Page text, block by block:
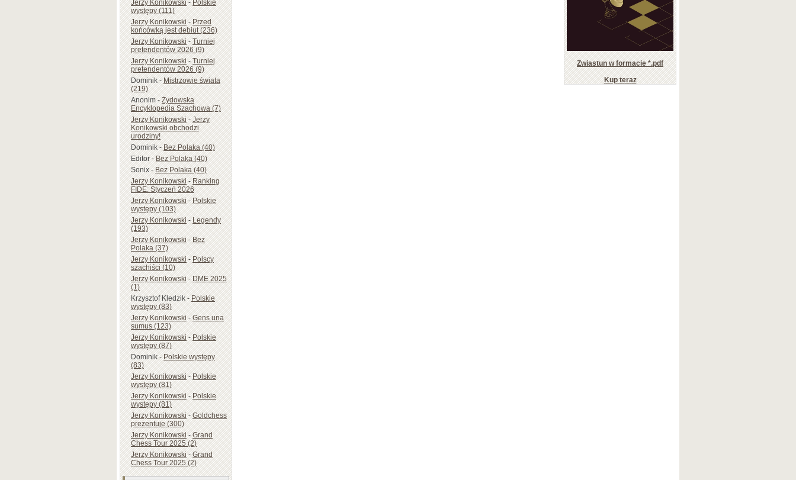
Jerzy Konikowski-Polskie
występy (111)
Jerzy Konikowski-Przed
końcówką jest debiut (236)
Jerzy Konikowski-Turniej
pretendentów 2026 (9)
Jerzy Konikowski-Turniej
pretendentów 2026 (9)
Dominik-Mistrzowie świata
(219)
Anonim-Żydowska
Encyklopedia Szachowa (7)
Jerzy Konikowski-Jerzy
Konikowski obchodzi
urodziny!
Dominik-Bez Polaka (40)
Editor-Bez Polaka (40)
Sonix-Bez Polaka (40)
Jerzy Konikowski-Ranking
FIDE: Styczeń 2026
Jerzy Konikowski-Polskie
występy (103)
Jerzy Konikowski-Legendy
(193)
Jerzy Konikowski-Bez
Polaka (37)
Jerzy Konikowski-Polscy
szachiści (10)
Jerzy Konikowski-DME 2025
(1)
Krzysztof Kledzik-Polskie
występy (83)
Jerzy Konikowski-Gens una
sumus (123)
Jerzy Konikowski-Polskie
występy (87)
Dominik-Polskie występy
(83)
Jerzy Konikowski-Polskie
występy (81)
Jerzy Konikowski-Polskie
występy (81)
Jerzy Konikowski-Goldchess
prezentuje (300)
Jerzy Konikowski-Grand
Chess Tour 2025 (2)
Jerzy Konikowski-Grand
Chess Tour 2025 (2)
Zwiastun w formacie *.pdf
Kup teraz